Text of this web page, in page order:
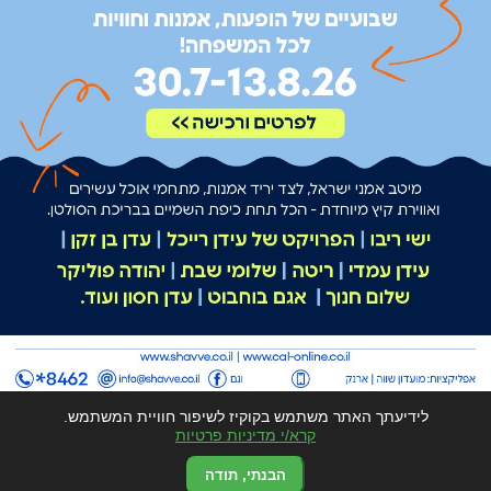
לידיעתך האתר משתמש בקוקיז לשיפור חוויית המשתמש.
קרא/י מדיניות פרטיות
הבנתי, תודה